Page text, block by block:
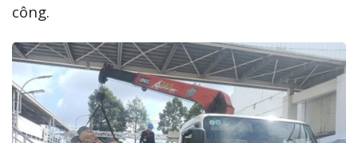
công.